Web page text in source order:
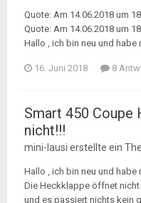
Quote: Am 14.06.2018 um
Quote: Am 14.06.2018 um
Hallo , ich bin neu und habe
16. Juni 2018 8
Smart 450
nicht!!!
mini-lausi erstellte ein
Hallo , ich bin neu und habe
Die Heckklappe öffnet
und es passiert nichts kein